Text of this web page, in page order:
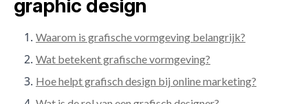
graphic design
Waarom is grafische vormgeving belangrijk?
Wat betekent grafische vormgeving?
Hoe helpt grafisch design bij online marketing?